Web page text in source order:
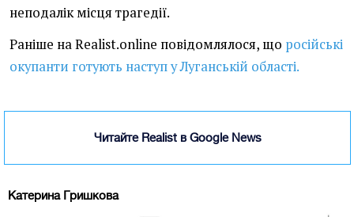
неподалік місця трагедії.
Раніше на Realist.online повідомлялося, що російські
окупанти готують наступ у Луганській області.
Читайте Realist в Google News
Катерина Гришкова